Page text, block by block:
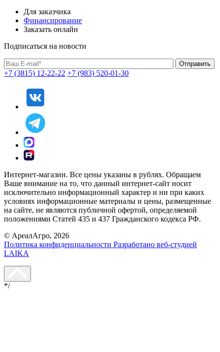
Для заказчика
Финансирование
Заказать онлайн
Подписаться на новости
+7 (3815) 12-22-22 +7 (983) 520-01-30
Интернет-магазин. Все цены указаны в рублях. Обращаем
Ваше внимание на то, что данный интернет-сайт носит
исключительно информационный характер и ни при каких
условиях информационные материалы и цены, размещенные
на сайте, не являются публичной офертой, определяемой
положениями Статей 435 и 437 Гражданского кодекса РФ.
© АреалАгро, 2026
Политика конфиденциальности Разработано веб-студией
LAIKA
*/